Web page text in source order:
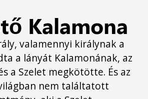
Kalamona
valamennyi királynak a
a lányát Kalamonának, az
a Szelet megkötötte. És az
nem találtatott